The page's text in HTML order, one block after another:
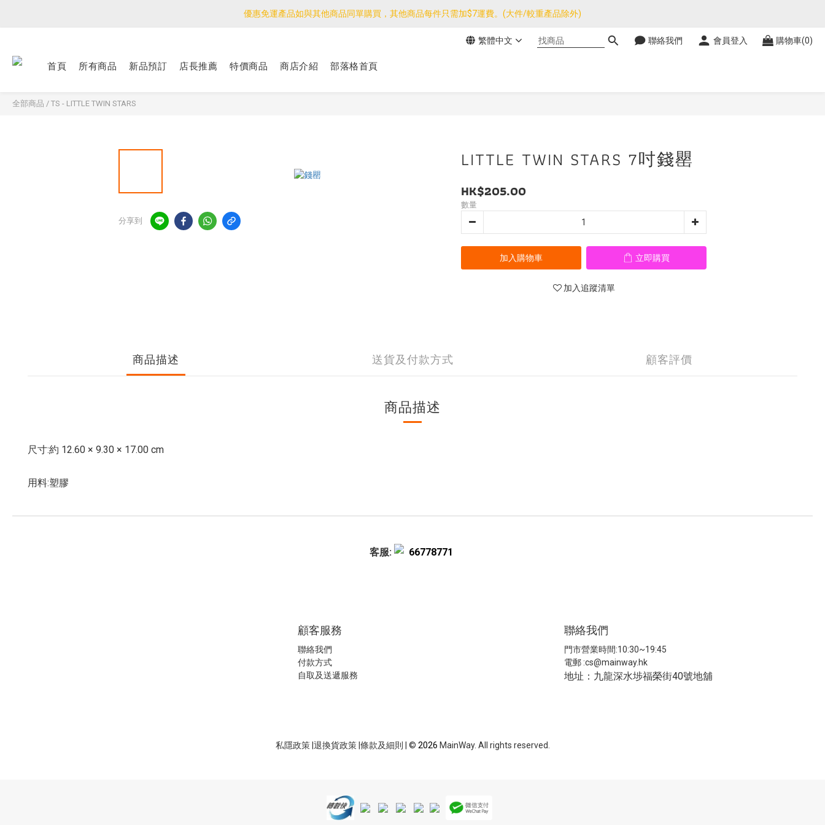
優惠免運產品如與其他商品同單購買，其他商品每件只需加$7運費。(大件/較重產品除外)
優惠免運產品如與其他商品同單購買，其他商品每件只需加$7運費。(大件/較重產品除外)
<公告>感謝支持！我們團隊由30/7~12/8外訪搜羅新產品，期間網店訂單處理及客服服務暫停，門市正常營業。
優惠免運產品如與其他商品同單購買，其他商品每件只需加$7運費。(大件/較重產品除外)
繁體中文 聯絡我們 會員登入 購物車(0)
首頁 所有商品 新品預訂 店長推薦 特價商品 商店介紹 部落格首頁
全部商品 / TS - LITTLE TWIN STARS
分享到
LITTLE TWIN STARS 7吋錢罌
HK$205.00
數量
加入購物車 立即購買
加入追蹤清單
商品描述 送貨及付款方式 顧客評價
商品描述
尺寸:約 12.60 × 9.30 × 17.00 cm
用料:塑膠
客服: 66778771
顧客服務
聯絡我們
付款方式
自取及送遞服務
聯絡我們
門市營業時間:10:30~19:45
電郵 :cs@mainway.hk
地址：九龍深水埗福榮街40號地舖
私隱政策| 退換貨政策 條款及細則 | © 2026 MainWay. All rights reserved.